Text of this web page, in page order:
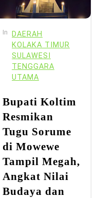
In
DAERAH
KOLAKA TIMUR
SULAWESI
TENGGARA
UTAMA
Bupati Koltim
Resmikan
Tugu Sorume
di Mowewe
Tampil Megah,
Angkat Nilai
Budaya dan